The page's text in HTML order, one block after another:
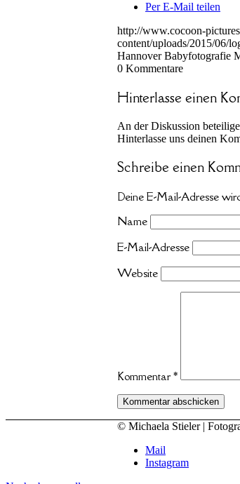
Per E-Mail teilen
http://www.cocoon-
content/uploads/2015/06/
Hannover Babyfotografie
0 Kommentare
Hinterlasse einen
An der Diskussion
Hinterlasse uns deinen
Schreibe einen
Deine E-Mail-Adresse
Name
E-Mail-Adresse
Website
Kommentar *
© Michaela Stieler |
Mail
Instagram